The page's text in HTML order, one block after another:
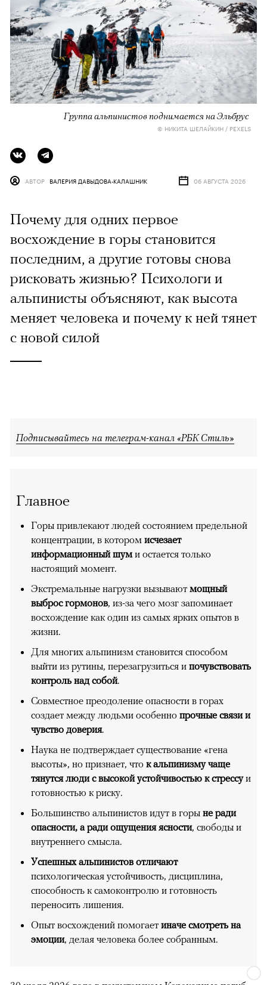
Группа альпинистов поднимается на Эльбрус
© НИКИТА ШЕЛАЙКИН / PEXELS
АВТОР ВАЛЕРИЯ ДАВЫДОВА-КАЛАШНИК 06 АВГУСТА 2026
Почему для одних первое
восхождение в горы становится
последним, а другие готовы снова
рисковать жизнью? Психологи и
альпинисты объясняют, как высота
меняет человека и почему к ней тянет
с новой силой
Подписывайтесь на телеграм-канал «РБК Стиль»
Главное
Горы привлекают людей состоянием предельной
концентрации, в котором исчезает
информационный шуми остается только
настоящий момент.
Экстремальные нагрузки вызывают мощный
выброс гормонов, из-за чего мозг запоминает
восхождение как один из самых ярких опытов в
жизни.
Для многих альпинизм становится способом
выйти из рутины, перезагрузиться и почувствовать
контроль над собой.
Совместное преодоление опасности в горах
создает между людьми особенно прочные связи и
чувство доверия.
Наука не подтверждает существование «гена
высоты», но признает, что к альпинизму чаще
тянутся люди с высокой устойчивостью к стрессуи
готовностью к риску.
Большинство альпинистов идут в горы не ради
опасности, а ради ощущения ясности, свободы и
внутреннего смысла.
Успешных альпинистов отличают
психологическая устойчивость, дисциплина,
способность к самоконтролю и готовность
переносить лишения.
Опыт восхождений помогает иначе смотреть на
эмоции, делая человека более собранным.